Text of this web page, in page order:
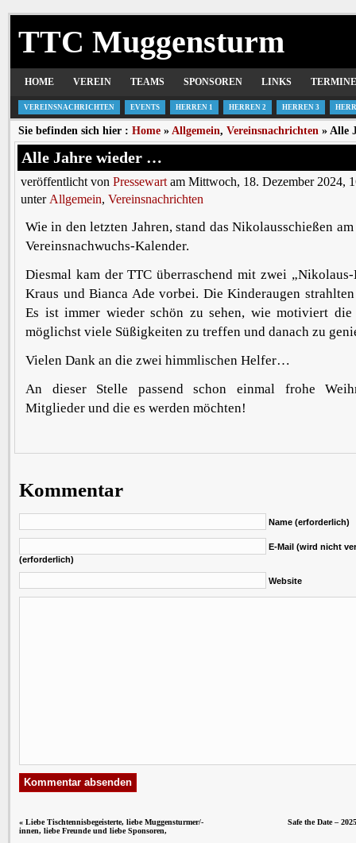
TTC Muggensturm
HOME VEREIN TEAMS SPONSOREN LINKS TERMINE
VEREINSNACHRICHTEN EVENTS HERREN 1 HERREN 2 HERREN 3
Sie befinden sich hier : Home » Allgemein, Vereinsnachrichten » Alle
Alle Jahre wieder …
veröffentlicht von Pressewart am Mittwoch, 18. Dezember 2024,
unter Allgemein, Vereinsnachrichten
Wie in den letzten Jahren, stand das Nikolausschießen
Vereinsnachwuchs-Kalender.
Diesmal kam der TTC überraschend mit zwei „Nikolaus-
Kraus und Bianca Ade vorbei. Die Kinderaugen
Es ist immer wieder schön zu sehen, wie motiviert
möglichst viele Süßigkeiten zu treffen und danach zu
Vielen Dank an die zwei himmlischen Helfer…
An dieser Stelle passend schon einmal frohe
Mitglieder und die es werden möchten!
Kommentar
Name (erforderlich)
E-Mail (wird nicht
(erforderlich)
Website
« Liebe Tischtennisbegeisterte, liebe Muggensturmer/-
innen, liebe Freunde und liebe Sponsoren,
Safe the Date –